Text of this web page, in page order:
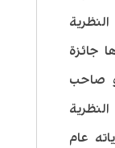
جائزة
عام 1923 مو صاحب
عام